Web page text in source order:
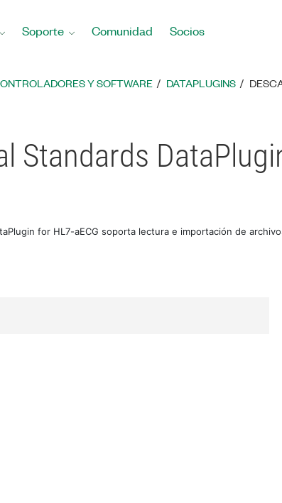
Soporte Comunidad Socios
Y SOFTWARE DATAPLUGINS
Standards
for HL7-aECG soporta lectura e importación de